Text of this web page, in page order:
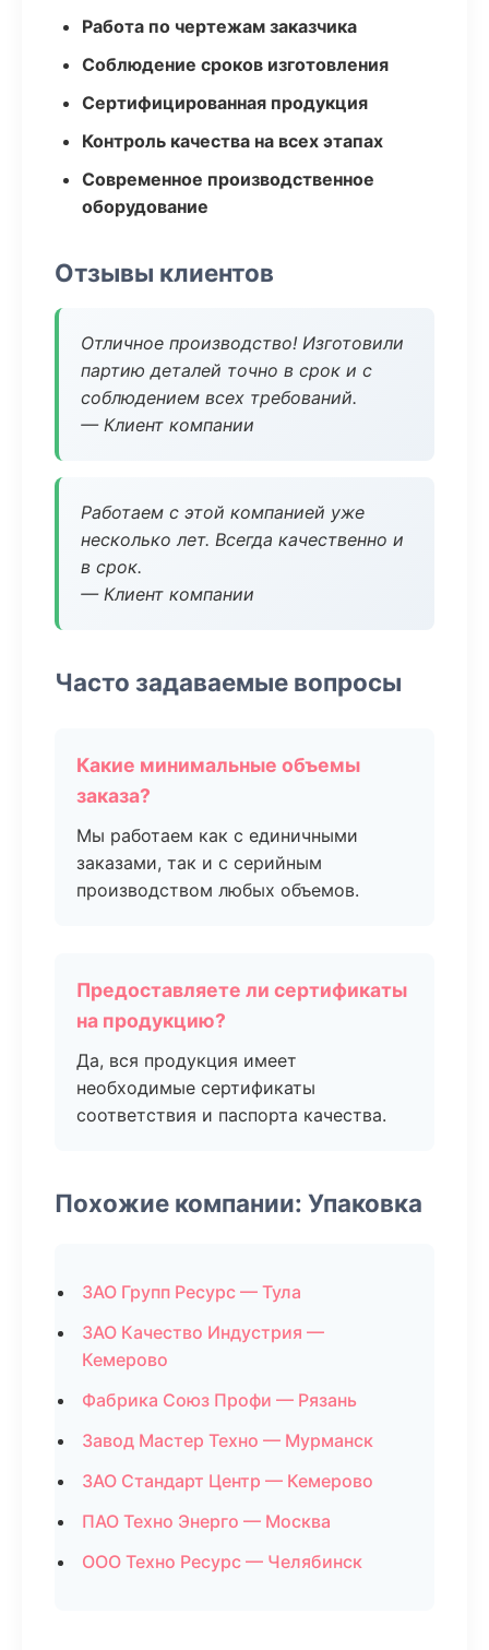
Работа по чертежам заказчика
Соблюдение сроков изготовления
Сертифицированная продукция
Контроль качества на всех этапах
Современное производственное
оборудование
Отзывы клиентов
Отличное производство! Изготовили
партию деталей точно в срок и с
соблюдением всех требований.
— Клиент компании
Работаем с этой компанией уже
несколько лет. Всегда качественно и
в срок.
— Клиент компании
Часто задаваемые вопросы
Какие минимальные объемы
заказа?
Мы работаем как с единичными
заказами, так и с серийным
производством любых объемов.
Предоставляете ли сертификаты
на продукцию?
Да, вся продукция имеет
необходимые сертификаты
соответствия и паспорта качества.
Похожие компании: Упаковка
ЗАО Групп Ресурс — Тула
ЗАО Качество Индустрия —
Кемерово
Фабрика Союз Профи — Рязань
Завод Мастер Техно — Мурманск
ЗАО Стандарт Центр — Кемерово
ПАО Техно Энерго — Москва
ООО Техно Ресурс — Челябинск